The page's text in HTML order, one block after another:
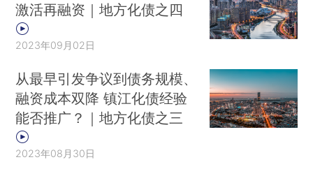
激活再融资｜地方化债之四
2023年09月02日
从最早引发争议到债务规模、
融资成本双降 镇江化债经验
能否推广？｜地方化债之三
2023年08月30日